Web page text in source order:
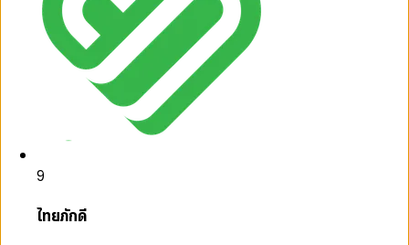
9
ไทยภักดี